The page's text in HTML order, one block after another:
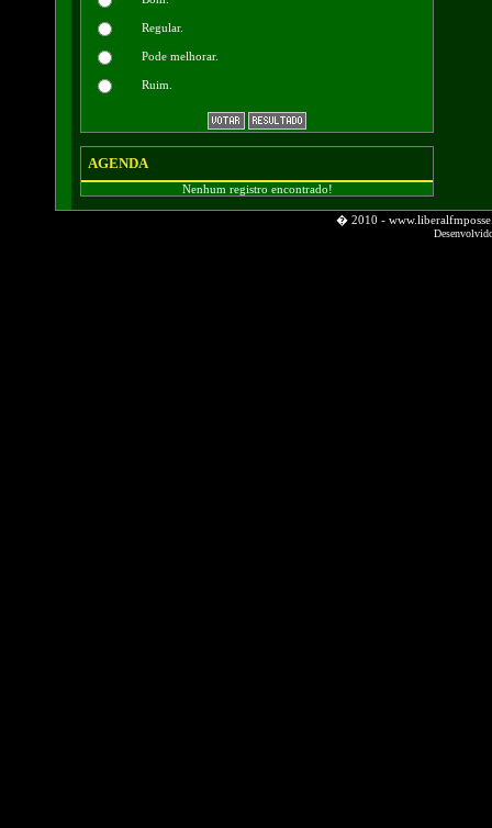
Regular.
Pode melhorar.
Ruim.
AGENDA
Nenhum registro encontrado!
� 2010 -